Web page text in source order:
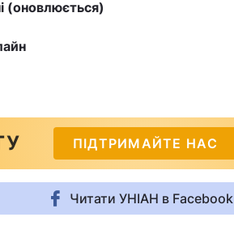
(оновлюється)
ПІДТРИМАЙТЕ НАС
Читати УНІАН в Facebook